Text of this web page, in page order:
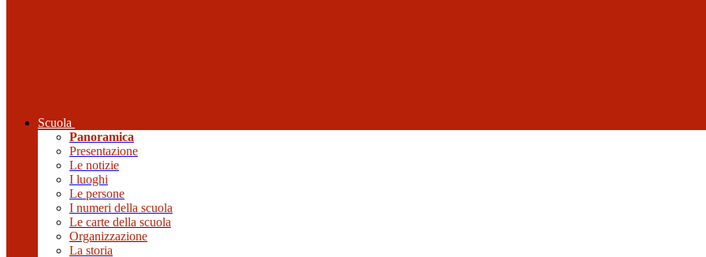
Scuola
Panoramica
Presentazione
Le notizie
I luoghi
Le persone
I numeri della scuola
Le carte della scuola
Organizzazione
La storia